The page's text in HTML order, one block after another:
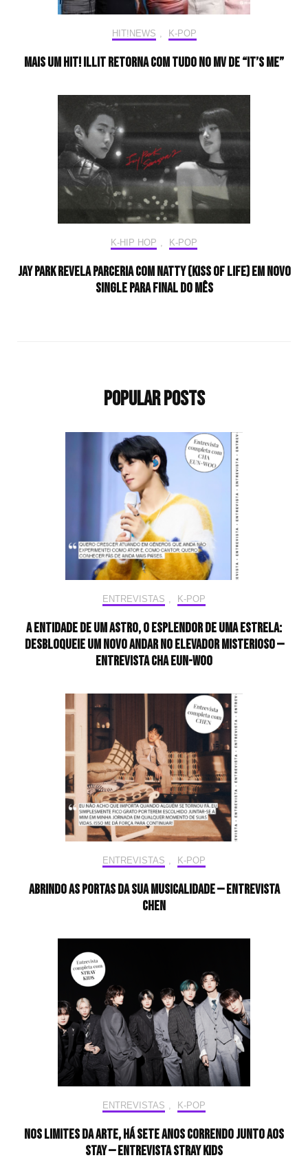
HIT!NEWS , K-POP
Mais um Hit! ILLIT retorna com tudo no MV de “It’s Me”
K-HIP HOP K-POP
Jay Park revela parceria com NATTY (KISS OF LIFE) em novo
single para final do mês
Popular Posts
ENTREVISTAS K-POP
A entidade de um astro, o esplendor de uma estrela:
desbloqueie um novo andar no elevador misterioso —
Entrevista CHA EUN-WOO
ENTREVISTAS K-POP
Abrindo as portas da sua musicalidade — Entrevista
CHEN
ENTREVISTAS K-POP
Nos limites da arte, há sete anos correndo junto aos
STAY — Entrevista Stray Kids